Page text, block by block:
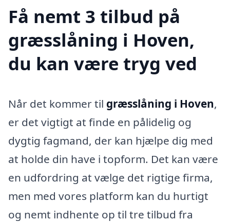
Få nemt 3 tilbud på
græsslåning i Hoven,
du kan være tryg ved
Når det kommer til græsslåning i Hoven,
er det vigtigt at finde en pålidelig og
dygtig fagmand, der kan hjælpe dig med
at holde din have i topform. Det kan være
en udfordring at vælge det rigtige firma,
men med vores platform kan du hurtigt
og nemt indhente op til tre tilbud fra